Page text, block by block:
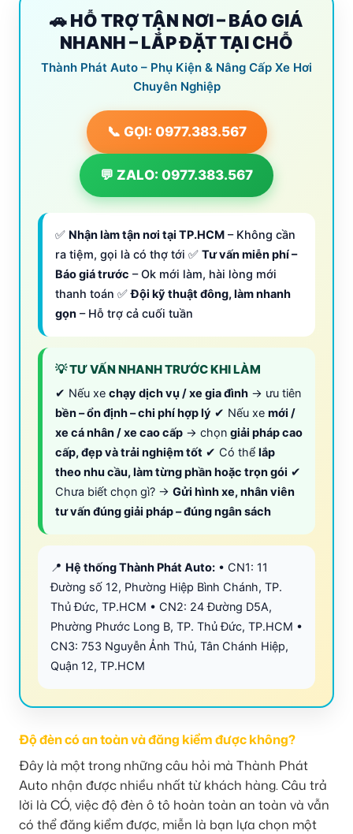
🚗 HỖ TRỢ TẬN NƠI – BÁO GIÁ
NHANH – LẮP ĐẶT TẠI CHỖ
Thành Phát Auto – Phụ Kiện & Nâng Cấp Xe Hơi
Chuyên Nghiệp
📞 GỌI: 0977.383.567
💬 ZALO: 0977.383.567
✅ Nhận làm tận nơi tại TP.HCM – Không cần
ra tiệm, gọi là có thợ tới ✅ Tư vấn miễn phí –
Báo giá trước – Ok mới làm, hài lòng mới
thanh toán ✅Đội kỹ thuật đông, làm nhanh
gọn – Hỗ trợ cả cuối tuần
💡 TƯ VẤN NHANH TRƯỚC KHI LÀM
✔ Nếu xe chạy dịch vụ / xe gia đình → ưu tiên
bền – ổn định – chi phí hợp lý ✔ Nếu xe mới /
xe cá nhân / xe cao cấp → chọn giải pháp cao
cấp, đẹp và trải nghiệm tốt ✔ Có thể lắp
theo nhu cầu, làm từng phần hoặc trọn gói ✔
Chưa biết chọn gì? → Gửi hình xe, nhân viên
tư vấn đúng giải pháp – đúng ngân sách
📍 Hệ thống Thành Phát Auto: • CN1: 11
Đường số 12, Phường Hiệp Bình Chánh, TP.
Thủ Đức, TP.HCM • CN2: 24 Đường D5A,
Phường Phước Long B, TP. Thủ Đức, TP.HCM •
CN3: 753 Nguyễn Ảnh Thủ, Tân Chánh Hiệp,
Quận 12, TP.HCM
Độ đèn có an toàn và đăng kiểm được không?
Đây là một trong những câu hỏi mà Thành Phát
Auto nhận được nhiều nhất từ khách hàng. Câu trả
lời là CÓ, việc độ đèn ô tô hoàn toàn an toàn và vẫn
có thể đăng kiểm được, miễn là bạn lựa chọn một